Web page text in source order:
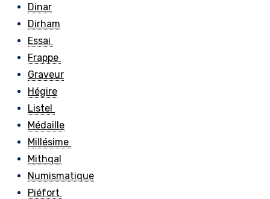
Dinar
Dirham
Essai
Frappe
Graveur
Hégire
Listel
Médaille
Millésime
Mithqal
Numismatique
Piéfort